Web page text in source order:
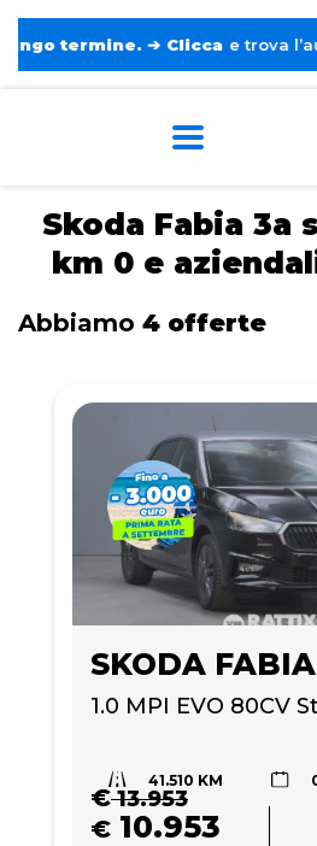
➔ Clicca e trova l’auto
Skoda Fabia 3a
km 0 e
Abbiamo 4 offerte
SKODA FABIA
1.0 MPI EVO 80CV
41.510 KM
€13.953
€ 10.953